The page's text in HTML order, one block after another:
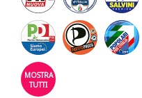
MOSTRA
TUTTI